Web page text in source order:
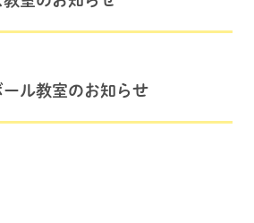
ル教室のお知らせ